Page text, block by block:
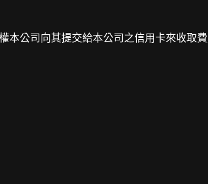
本公司向其提交給本公司之信用卡來收取